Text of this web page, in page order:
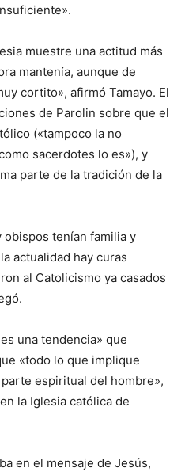
muestre una actitud más
mantenía, aunque de
cortito», afirmó Tamayo. El
de Parolin sobre que el
(«tampoco la no
sacerdotes lo es»), y
parte de la tradición de la
tenían familia y
actualidad hay curas
al Catolicismo ya casados
una tendencia» que
«todo lo que implique
espiritual del hombre»,
la Iglesia católica de
en el mensaje de Jesús,